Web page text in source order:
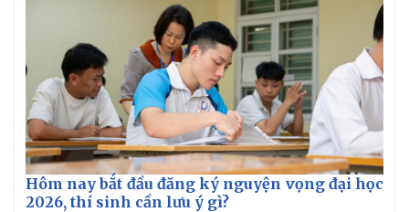
Hôm nay bắt đầu đăng ký nguyện vọng đại học
2026, thí sinh cần lưu ý gì?